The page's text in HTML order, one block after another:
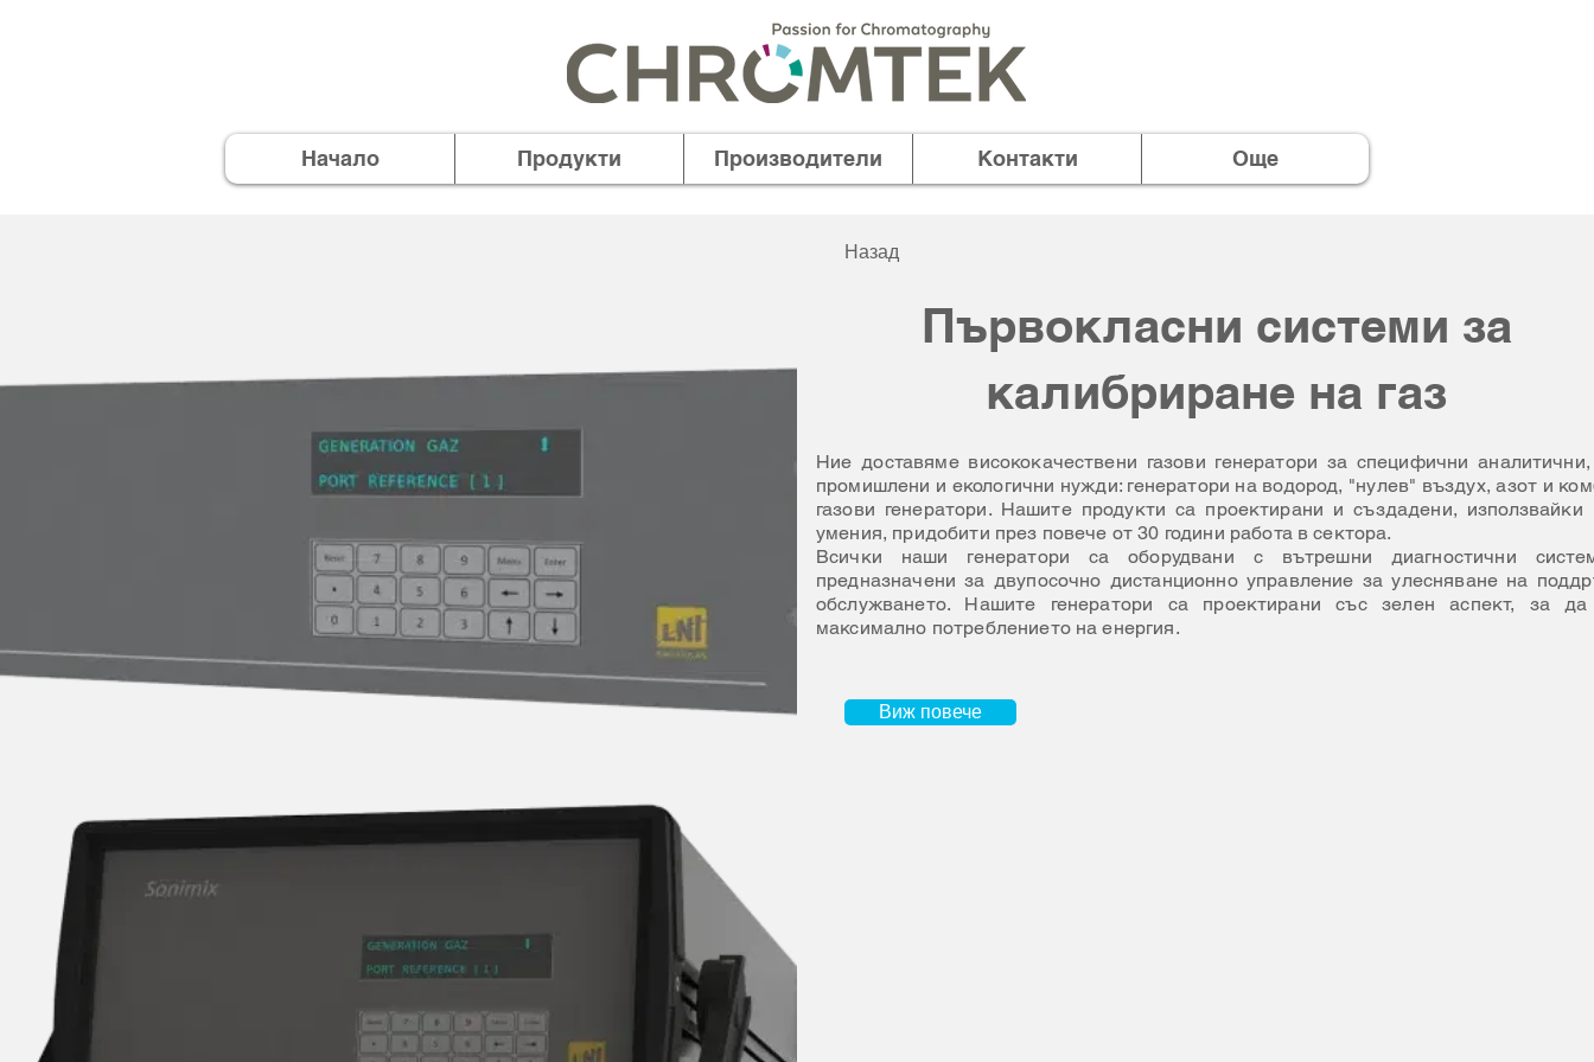
Начало Продукти Производители Контакти Още
Назад
Първокласни системи за
калибриране на газ
Ние доставяме висококачествени газови генератори за специфични
промишлени и екологични нужди: генератори на водород, "нулев" въздух, азот и
газови генератори. Нашите продукти са проектирани и създадени, използвайки
умения, придобити през повече от 30 години работа в сектора.
Всички наши генератори са оборудвани с вътрешни диагностични
предназначени за двупосочно дистанционно управление за улесняване на
обслужването. Нашите генератори са проектирани със зелен аспект, за
максимално потреблението на енергия.
Виж повече